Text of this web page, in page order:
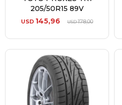
205/50R15 89V
USD 145,96 USD178,00